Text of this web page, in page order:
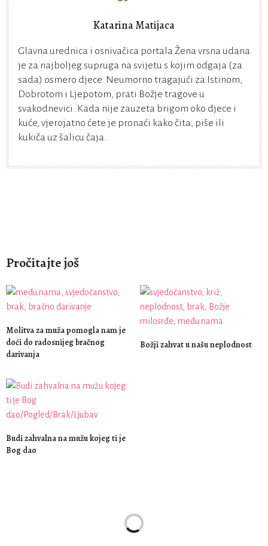
Katarina Matijaca
Glavna urednica i osnivačica portala Žena vrsna udana
je za najboljeg supruga na svijetu s kojim odgaja (za
sada) osmero djece. Neumorno tragajući za Istinom,
Dobrotom i Ljepotom, prati Božje tragove u
svakodnevici. Kada nije zauzeta brigom oko djece i
kuće, vjerojatno ćete je pronaći kako čita, piše ili
kukiča uz šalicu čaja.
Pročitajte još
Molitva za muža pomogla nam je
doći do radosnijeg bračnog
darivanja
Božji zahvat u našu neplodnost
Budi zahvalna na mužu kojeg ti je
Bog dao